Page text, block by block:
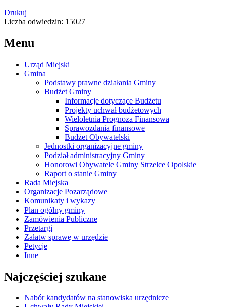
Drukuj
Liczba odwiedzin: 15027
Menu
Urząd Miejski
Gmina
Podstawy prawne działania Gminy
Budżet Gminy
Informacje dotyczące Budżetu
Projekty uchwał budżetowych
Wieloletnia Prognoza Finansowa
Sprawozdania finansowe
Budżet Obywatelski
Jednostki organizacyjne gminy
Podział administracyjny Gminy
Honorowi Obywatele Gminy Strzelce Opolskie
Raport o stanie Gminy
Rada Miejska
Organizacje Pozarządowe
Komunikaty i wykazy
Plan ogólny gminy
Zamówienia Publiczne
Przetargi
Załatw sprawę w urzędzie
Petycje
Inne
Najczęściej szukane
Nabór kandydatów na stanowiska urzędnicze